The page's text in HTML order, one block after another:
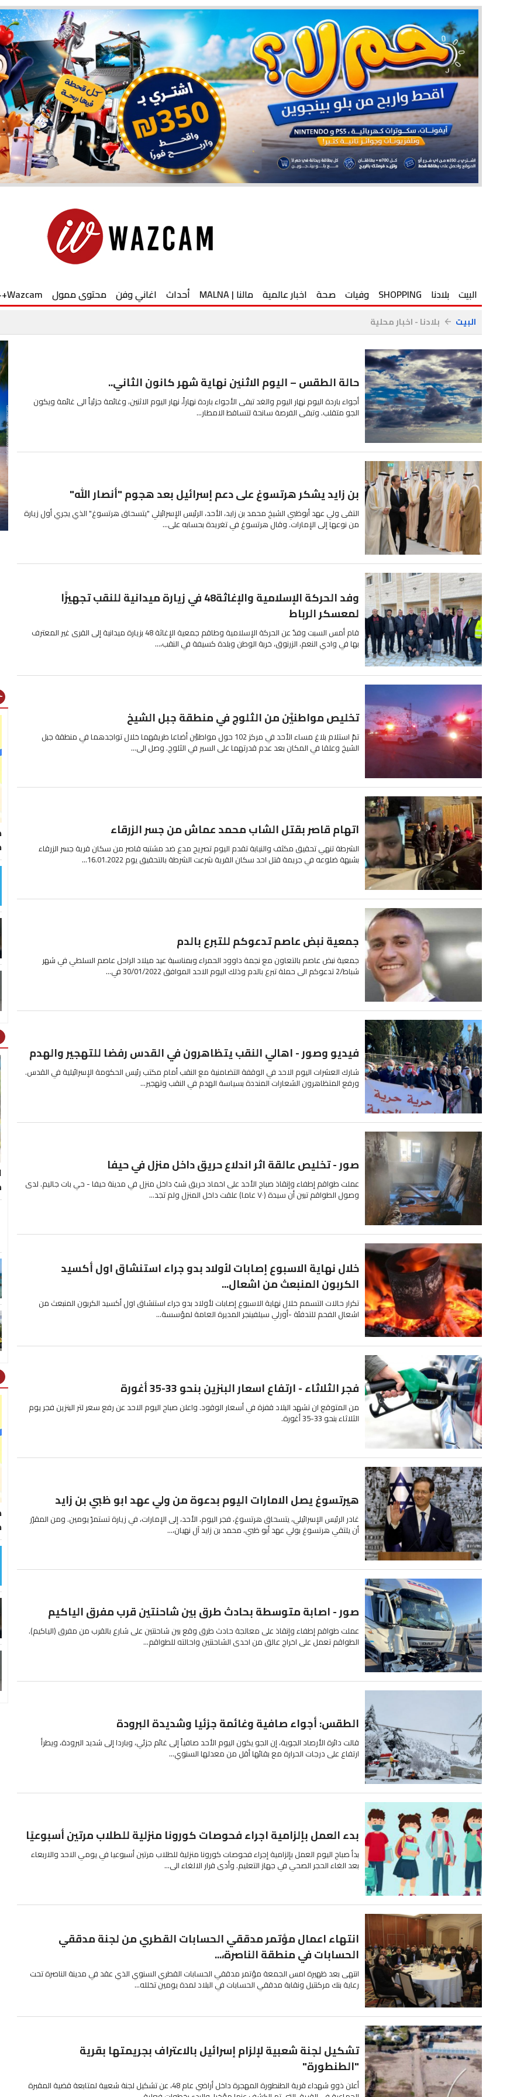
البيت بلادنا SHOPPING وفيات صحة اخبار عالمية مالنا | MALNA أحداث اغاني وفن محتوى ممول Wazcam++
البيت arrow_back بلادنا - اخبار محلية
حالة الطقس – اليوم الاثنين نهاية شهر كانون الثاني..
أجواء باردة اليوم نهار اليوم والغد تبقى الأجواء باردة نهاراً، نهار اليوم الاثنين، وغائمة جزئياً الى غائمة ويكون
الجو متقلب. وتبقى الفرصة سانحة لتساقط الامطار...
بن زايد يشكر هرتسوغ على دعم إسرائيل بعد هجوم "أنصار الله"
التقى ولي عهد أبوظبي الشيخ محمد بن زايد، الأحد، الرئيس الإسرائيلي "يتسحاق هرتسوغ" الذي يجري أول زيارة
من نوعها إلى الإمارات. وقال هرتسوغ في تغريدة بحسابه على...
وفد الحركة الإسلامية والإغاثة48 في زيارة ميدانية للنقب تجهيزًا
لمعسكر الرباط
قام أمس السبت وفدٌ عن الحركة الإسلامية وطاقم جمعية الإغاثة 48 بزيارة ميدانية إلى القرى غير المعترف
بها في وادي النعم، الزرنوق، خربة الوطن وبلدة كسيفة في النقب،...
تخليص مواطنيْن من الثلوج في منطقة جبل الشيخ
تمّ استلام بلاغ مساء الأحد في مركز 102 حول مواطنيْن أضاعا طريقهما خلال تواجدهما في منطقة جبل
الشيخ وعلقا في المكان بعد عدم قدرتهما على السير في الثلوج. وصل الى...
اتهام قاصر بقتل الشاب محمد عماش من جسر الزرقاء
الشرطة تنهي تحقيق مكثف والنيابة تقدم اليوم تصريح مدع ضد مشتبه قاصر من سكان قرية جسر الزرقاء
بشبهة ضلوعه في جريمة قتل احد سكان القرية شرعت الشرطة بالتحقيق يوم 16.01.2022...
جمعية نبض عاصم تدعوكم للتبرع بالدم
جمعية نبض عاصم بالتعاون مع نجمة داوود الحمراء وبمناسبة عيد ميلاد الراحل عاصم السلطي في شهر
شباط/2 تدعوكم الى حملة تبرع بالدم وذلك اليوم الاحد الموافق 30/01/2022 في...
فيديو وصور - اهالي النقب يتظاهرون في القدس رفضا للتهجير والهدم
شارك العشرات اليوم الاحد في الوقفة التضامنية مع النقب أمام مكتب رئيس الحكومة الإسرائيلية في القدس.
ورفع المتظاهرون الشعارات المنددة بسياسة الهدم في النقب وتهجير...
صور - تخليص عالقة اثر اندلاع حريق داخل منزل في حيفا
عملت طواقم إطفاء وإنقاذ صباح الأحد على اخماد حريق شبّ داخل منزل في مدينة حيفا - حي بات جاليم. لدى
وصول الطواقم تبين أن سيدة (٧٠ عاما) علقت داخل المنزل ولم تجد...
خلال نهاية الاسبوع إصابات لأولاد بدو جراء استنشاق اول أكسيد
الكربون المنبعث من اشعال...
تكرار حالات التسمم خلال نهاية الاسبوع إصابات لأولاد بدو جراء استنشاق اول أكسيد الكربون المنبعث من
اشعال الفحم للتدفئة -أورلي سيلفينجر المديرة العامة لمؤسسة...
فجر الثلاثاء - ارتفاع اسعار البنزين بنحو 33-35 أغورة
من المتوقع ان تشهد البلاد قفزة في أسعار الوقود. واعلن صباح اليوم الاحد عن رفع سعر لتر البنزين فجر يوم
الثلاثاء بنحو 33-35 أغورة.
هيرتسوغ يصل الامارات اليوم بدعوة من ولي عهد ابو ظبي بن زايد
غادر الرئيس الإسرائيلي، يتسحاق هرتسوغ، فجر اليوم، الأحد، إلى الإمارات، في زيارة تستمرّ يومين. ومن المقرّر
أن يلتقي هرتسوغ بولي عهد أبو ظبي، محمد بن زايد آل نهيان،...
صور - اصابة متوسطة بحادث طرق بين شاحنتين قرب مفرق الياكيم
عملت طواقم إطفاء وإنقاذ على معالجة حادث طرق وقع بين شاحنتين على شارع بالقرب من مفرق (الياكيم).
الطواقم تعمل على اخراج عالق من احدى الشاحنتين واحالته للطواقم...
الطقس: أجواء صافية وغائمة جزئيا وشديدة البرودة
قالت دائرة الأرصاد الجوية، إن الجو يكون اليوم الأحد صافياً إلى غائم جزئي، وباردا إلى شديد البرودة، ويطرأ
ارتفاع على درجات الحرارة مع بقائها أقل من معدلها السنوي...
بدء العمل بإلزامية اجراء فحوصات كورونا منزلية للطلاب مرتين أسبوعيًا
بدأ صباح اليوم العمل بإلزامية إجراء فحوصات كورونا منزلية للطلاب مرتين أسبوعيا في يومي الاحد والاربعاء
بعد الغاء الحجر الصحي في جهاز التعليم. وأدى قرار الالغاء الى...
انتهاء اعمال مؤتمر مدققي الحسابات القطري من لجنة مدققي
الحسابات في منطقة الناصرة،...
انتهى بعد ظهيرة امس الجمعة مؤتمر مدققي الحسابات القطري السنوي الذي عقد في مدينة الناصرة تحت
رعاية بنك مركنتيل ونقابة مدققي الحسابات في البلاد لمدة يومين تخلله...
تشكيل لجنة شعبية لإلزام إسرائيل بالاعتراف بجريمتها بقرية
"الطنطورة"
أعلن ذوو شهداء قرية الطنطورة المهجرة داخل أراضي عام 48، عن تشكيل لجنة شعبية لمتابعة قضية المقبرة